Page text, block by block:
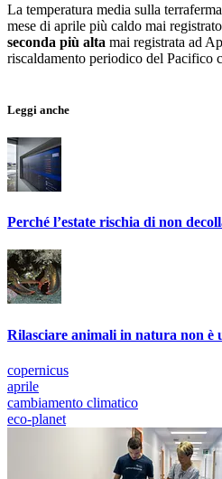
La temperatura media sulla
mese di aprile più caldo mai
seconda più alta mai registrata ad
riscaldamento periodico del Pacifico
Leggi anche
Perché l’estate rischia di non
Rilasciare animali in natura non è
copernicus
aprile
cambiamento climatico
eco-planet